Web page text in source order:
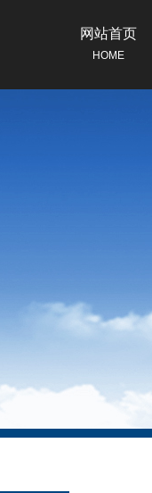
网站首页
HOME